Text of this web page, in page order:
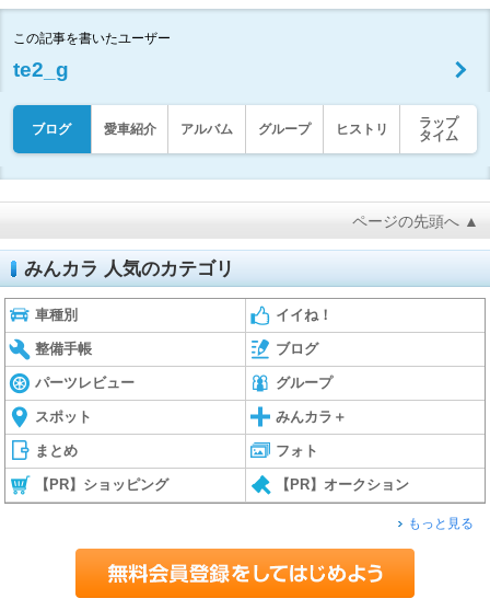
この記事を書いたユーザー
te2_g
ブログ 愛車紹介 アルバム グループ ヒストリ
ラップ
タイム
ページの先頭へ ▲
みんカラ 人気のカテゴリ
車種別 イイね！
整備手帳 ブログ
パーツレビュー グループ
スポット みんカラ＋
まとめ フォト
【PR】ショッピング 【PR】オークション
もっと見る